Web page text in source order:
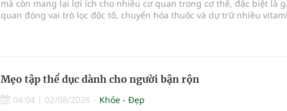
mà còn mang lại lợi ích cho nhiều cơ quan trong cơ thể, đặc biệt là
quan đóng vai trò lọc độc tố, chuyển hóa thuốc và dự trữ nhiều
Mẹo tập thể dục dành cho người bận rộn
04:04 | 02/08/2026
Khỏe - Đẹp